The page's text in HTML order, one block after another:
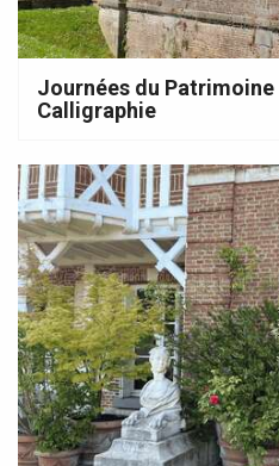
Journées du
Calligraphie